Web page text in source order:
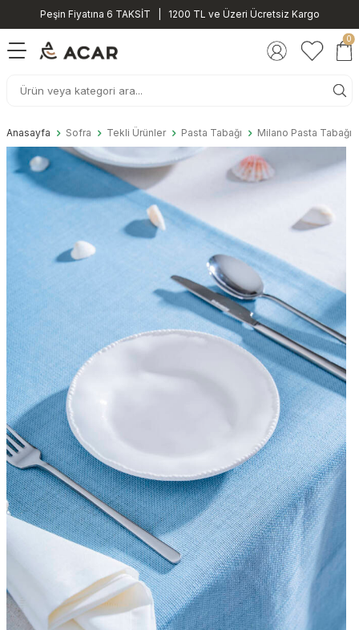
Peşin Fiyatına 6 TAKSİT | 1200 TL ve Üzeri Ücretsiz Kargo
0
Anasayfa Sofra Tekli Ürünler Pasta Tabağı Milano Pasta Tabağı